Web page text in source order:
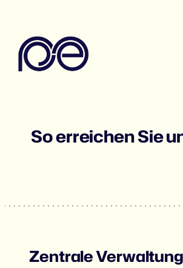
So erreichen Sie
Zentrale Verwaltung